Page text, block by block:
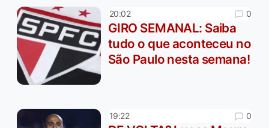
20:02 0
GIRO SEMANAL: Saiba
tudo o que aconteceu no
São Paulo nesta semana!
19:22 0